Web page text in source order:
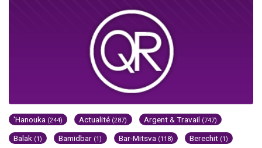
'Hanouka (244) Actualité (287) Argent & Travail (747)
Balak (1) Bamidbar (1) Bar-Mitsva (118) Berechit (1)